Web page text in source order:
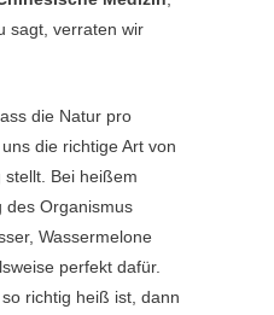
sagt, verraten wir
die Natur pro
die richtige Art von
stellt. Bei heißem
des Organismus
Wassermelone
perfekt dafür.
richtig heiß ist, dann